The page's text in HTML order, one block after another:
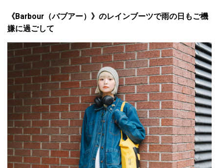
《Barbour（バブアー）》のレインブーツで雨の日もご機
嫌に過ごして